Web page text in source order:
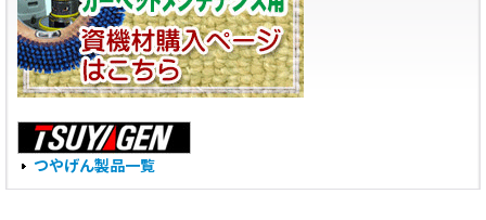
つやげん製品一覧